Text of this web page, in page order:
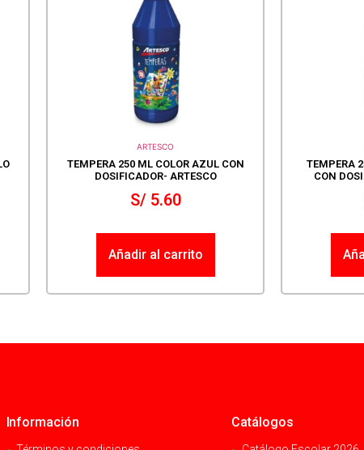
ARTESCO
TEMPERA 250 ML COLOR AZUL CON
DOSIFICADOR- ARTESCO
S/5.60
Añadir al carrito
TEMPERA
CON
Información Catálogos